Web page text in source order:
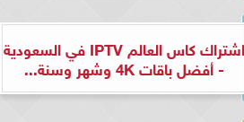
اشتراك كاس العالم IPTV في السعودية
- أفضل باقات 4K وشهر وسنة...